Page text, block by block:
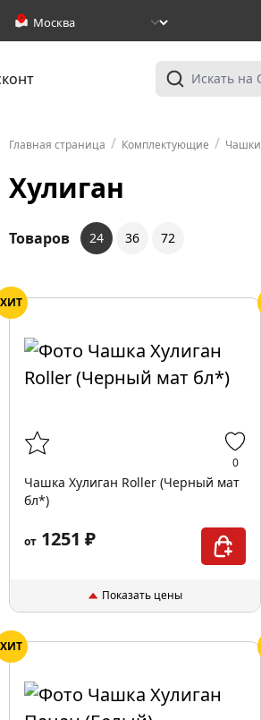
Главная страница / Комплектующие / Чашки
Хулиган
Товаров 24 36 72
ХИТ
0
Чашка Хулиган Roller (Черный мат
бл*)
от 1251 ₽
Показать цены
ХИТ